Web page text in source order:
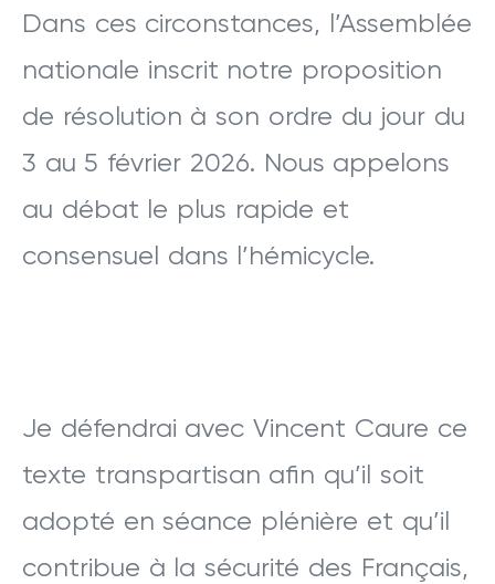
Dans ces circonstances, l’Assemblée
nationale inscrit notre proposition
de résolution à son ordre du jour du
3 au 5 février 2026. Nous appelons
au débat le plus rapide et
consensuel dans l’hémicycle.
Je défendrai avec Vincent Caure ce
texte transpartisan afin qu’il soit
adopté en séance plénière et qu’il
contribue à la sécurité des Français,